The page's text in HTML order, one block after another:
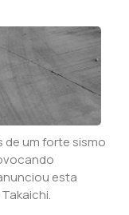
de um forte sismo
esta